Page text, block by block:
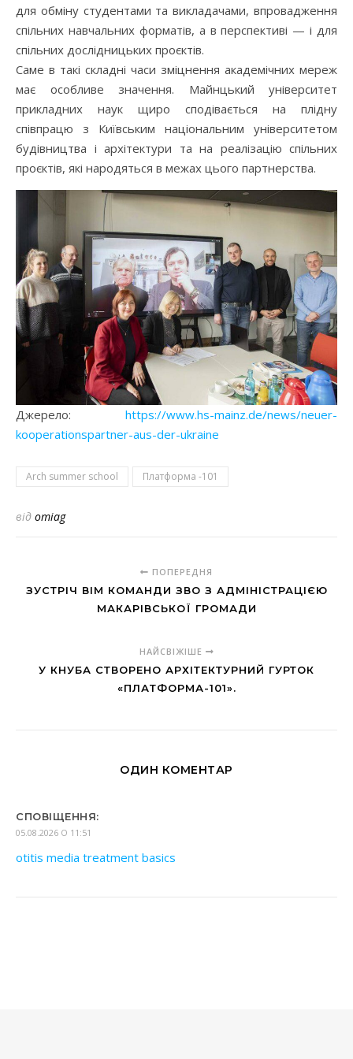
для обміну студентами та викладачами, впровадження
спільних навчальних форматів, а в перспективі — і для
спільних дослідницьких проєктів.
Саме в такі складні часи зміцнення академічних мереж
має особливе значення. Майнцький університет
прикладних наук щиро сподівається на плідну
співпрацю з Київським національним університетом
будівництва і архітектури та на реалізацію спільних
проєктів, які народяться в межах цього партнерства.
Джерело: https://www.hs-mainz.de/news/neuer-
kooperationspartner-aus-der-ukraine
Arch summer school Платформа -101
від omiag
ПОПЕРЕДНЯ
ЗУСТРІЧ ВІМ КОМАНДИ ЗВО З АДМІНІСТРАЦІЄЮ
МАКАРІВСЬКОЇ ГРОМАДИ
НАЙСВІЖІШЕ
У КНУБА СТВОРЕНО АРХІТЕКТУРНИЙ ГУРТОК
«ПЛАТФОРМА-101».
ОДИН КОМЕНТАР
СПОВІЩЕННЯ:
05.08.2026 О 11:51
otitis media treatment basics